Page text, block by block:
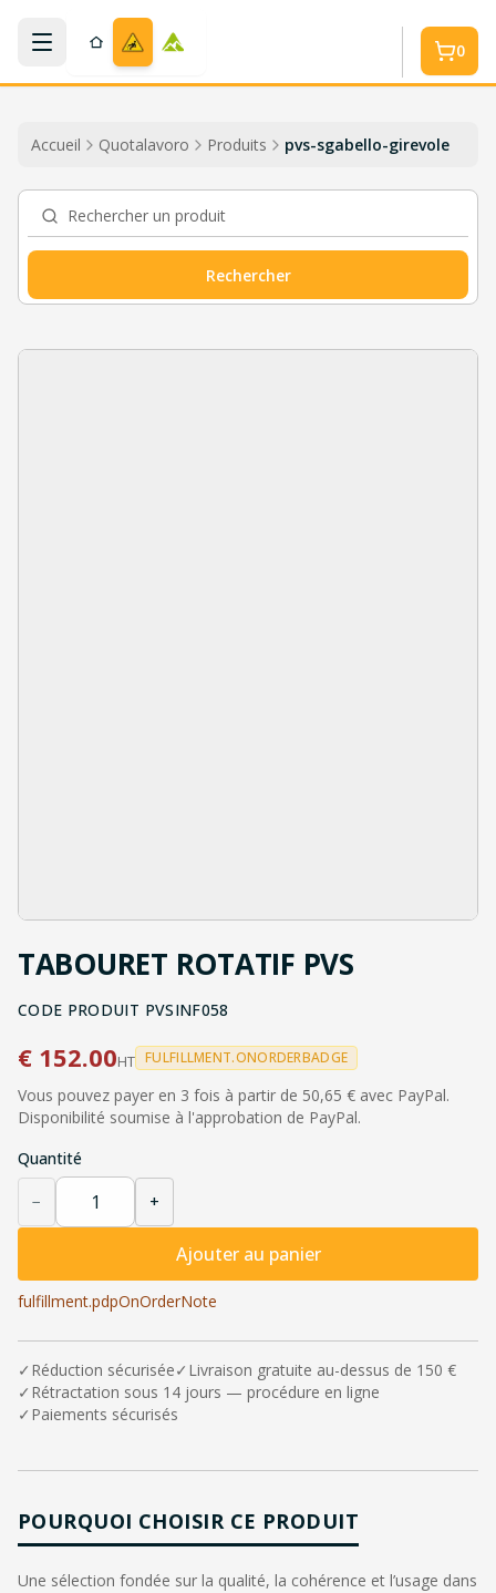
Aller au contenu principal
0
Accueil Quotalavoro Produits pvs-sgabello-girevole
Rechercher un produit
Rechercher
TABOURET ROTATIF PVS
CODE PRODUIT PVSINF058
€ 152.00HT FULFILLMENT.ONORDERBADGE
Vous pouvez payer en 3 fois à partir de 50,65 € avec PayPal.
Disponibilité soumise à l'approbation de PayPal.
Quantité
− +
Ajouter au panier
fulfillment.pdpOnOrderNote
✓ Réduction sécurisée✓ Livraison gratuite au-dessus de 150 €
✓ Rétractation sous 14 jours — procédure en ligne
✓ Paiements sécurisés
POURQUOI CHOISIR CE PRODUIT
Une sélection fondée sur la qualité, la cohérence et l’usage dans